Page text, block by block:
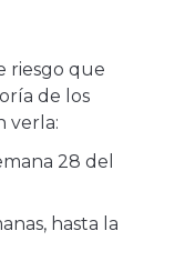
riesgo que
de los
verla:
28 del
hasta la